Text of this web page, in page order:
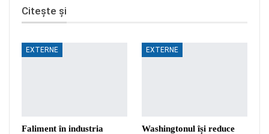
Citește și
EXTERNE
Faliment în industria
EXTERNE
Washingtonul își reduce